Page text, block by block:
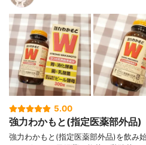
5.00
強力わかもと(指定医薬部外品)
強力わかもと(指定医薬部外品)を飲み